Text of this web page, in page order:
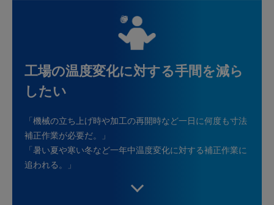
工場の温度変化に対する手間を減ら
したい
「機械の立ち上げ時や加工の再開時など一日に何度も寸法
補正作業が必要だ。」
「暑い夏や寒い冬など一年中温度変化に対する補正作業に
追われる。」